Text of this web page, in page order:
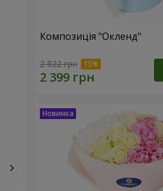
Композиція "Окленд"
2 822 грн